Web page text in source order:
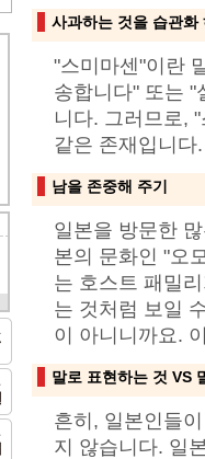
사과하는 것을 습관화
"스미마센"이란
송합니다" 또는 "
니다. 그러므로,
같은 존재입니
남을 존중해 주기
일본을 방문한
본의 문화인 "오
는 호스트 패밀
는 것처럼 보일
이 아니니까요.
말로 표현하는 것 VS
흔히, 일본인들
지 않습니다. 일